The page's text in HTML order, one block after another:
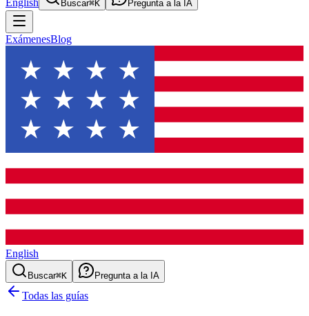
English Buscar⌘K Pregunta a la IA
ExámenesBlog
English
Buscar⌘K Pregunta a la IA
Todas las guías